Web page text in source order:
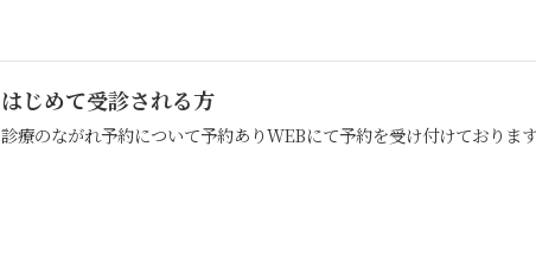
はじめて受診される方
診療のながれ予約について予約ありWEBにて予約を受け付けておりま